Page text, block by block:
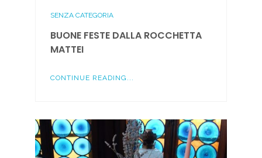
SENZA CATEGORIA
BUONE FESTE DALLA ROCCHETTA
MATTEI
CONTINUE READING...